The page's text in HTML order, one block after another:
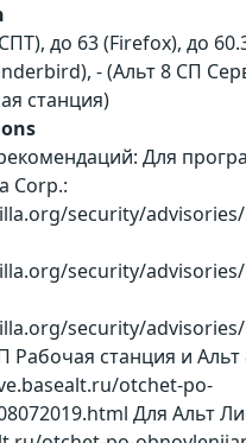
до 63 (Firefox), до
- (Альт 8 СП
станция)
Для
Corp.:
security/
security/
security/
Рабочая станция и
otchet-po-
Для Альт